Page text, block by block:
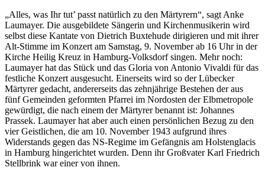
„Alles, was Ihr tut’ passt natürlich zu den Märtyrern“, sagt Anke
Laumayer. Die ausgebildete Sängerin und Kirchenmusikerin wird
selbst diese Kantate von Dietrich Buxtehude dirigieren und mit ihrer
Alt-Stimme im Konzert am Samstag, 9. November ab 16 Uhr in der
Kirche Heilig Kreuz in Hamburg-Volksdorf singen. Mehr noch:
Laumayer hat das Stück und das Gloria von Antonio Vivaldi für das
festliche Konzert ausgesucht. Einerseits wird so der Lübecker
Märtyrer gedacht, andererseits das zehnjährige Bestehen der aus
fünf Gemeinden geformten Pfarrei im Nordosten der Elbmetropole
gewürdigt, die nach einem der Märtyrer benannt ist: Johannes
Prassek. Laumayer hat aber auch einen persönlichen Bezug zu den
vier Geistlichen, die am 10. November 1943 aufgrund ihres
Widerstands gegen das NS-Regime im Gefängnis am Holstenglacis
in Hamburg hingerichtet wurden. Denn ihr Großvater Karl Friedrich
Stellbrink war einer von ihnen.